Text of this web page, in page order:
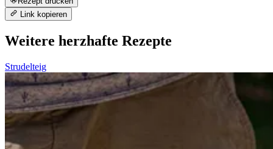
Link kopieren
Weitere herzhafte Rezepte
Strudelteig